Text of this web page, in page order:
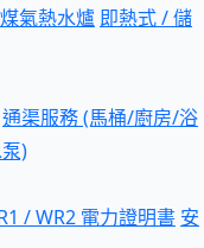
煤氣熱水爐 即熱式 / 儲
通渠服務 (馬桶/廚房/浴
)
/ WR2 電力證明書 安